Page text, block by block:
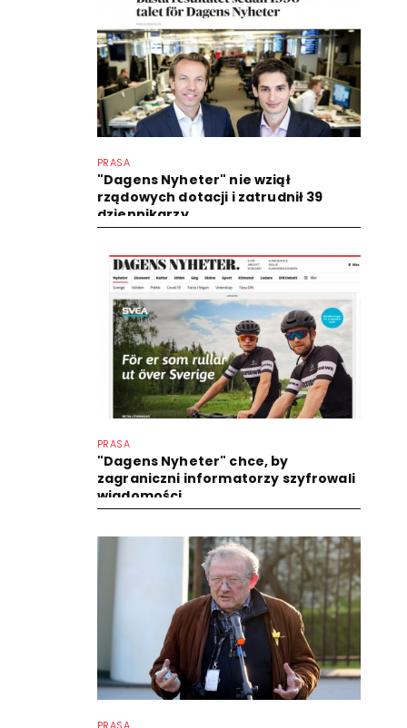
PRASA
"Dagens Nyheter" nie wziął
rządowych dotacji i zatrudnił 39
dziennikarzy
PRASA
"Dagens Nyheter" chce, by
zagraniczni informatorzy szyfrowali
wiadomości
PRASA